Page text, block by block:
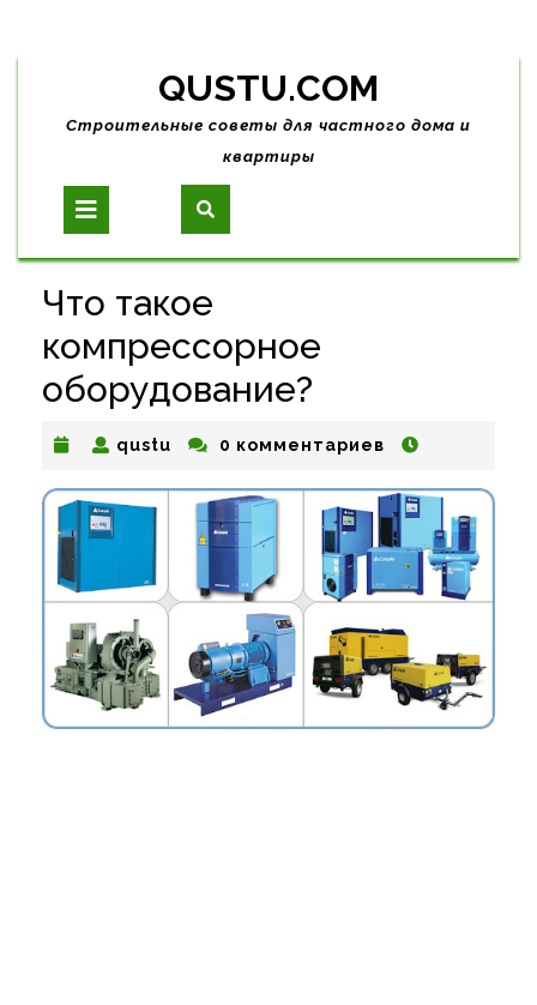
Skip
content
QUSTU.COM
Строительные советы для частного дома и
квартиры
Open
Button
Что такое
компрессорное
оборудование?
qustu qustu0 комментариев